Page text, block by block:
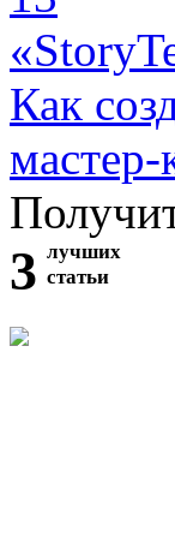
Как
3 лучших
статьи